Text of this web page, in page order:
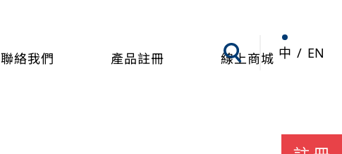
聯絡我們 產品註冊 線上商城 中 / EN